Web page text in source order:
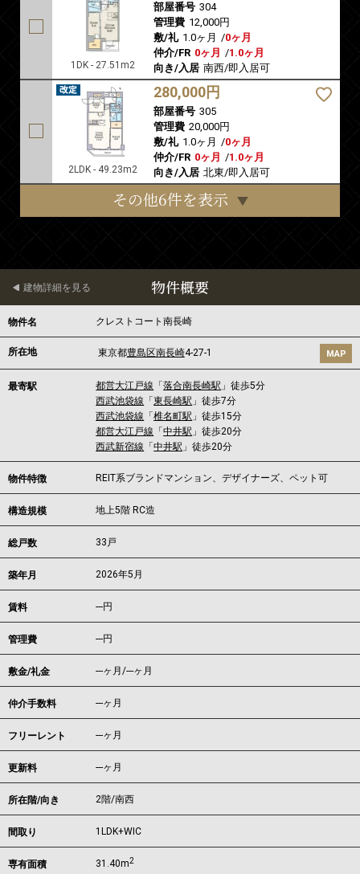
1DK - 27.51m2
部屋番号 304
管理費 12,000円
敷/礼 1.0ヶ月 /0ヶ月
仲介/FR 0ヶ月 /1.0ヶ月
向き/入居 南西/即入居可
2LDK - 49.23m2
280,000円
部屋番号 305
管理費 20,000円
敷/礼 1.0ヶ月 /0ヶ月
仲介/FR 0ヶ月 /1.0ヶ月
向き/入居 北東/即入居可
その他6件を表示
物件概要
建物詳細を見る
物件名 クレストコート南長崎
所在地 東京都豊島区南長崎4-27-1 MAP
最寄駅 都営大江戸線 「落合南長崎駅 」徒歩5分
西武池袋線 「東長崎駅 」徒歩7分
西武池袋線 「椎名町駅 」徒歩15分
都営大江戸線 「中井駅 」徒歩20分
西武新宿線 「中井駅 」徒歩20分
物件特徴 REIT系ブランドマンション、デザイナーズ、ペット可
構造規模 地上5階 RC造
総戸数 33戸
築年月 2026年5月
賃料 ---円
管理費 ---円
敷金/礼金 ---ヶ月/---ヶ月
仲介手数料 ---ヶ月
フリーレント ---ヶ月
更新料 ---ヶ月
所在階/向き 2階/南西
間取り 1LDK+WIC
専有面積 31.40m2